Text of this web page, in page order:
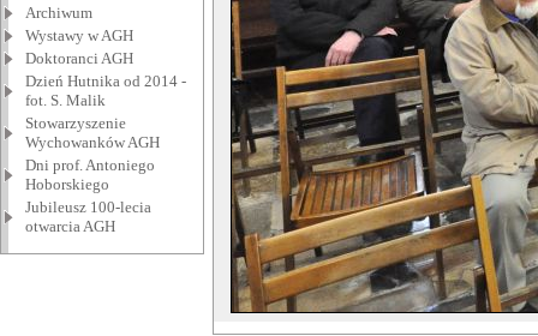
Archiwum
Wystawy w AGH
Doktoranci AGH
Dzień Hutnika od 2014 -
fot. S. Malik
Stowarzyszenie
Wychowanków AGH
Dni prof. Antoniego
Hoborskiego
Jubileusz 100-lecia
otwarcia AGH